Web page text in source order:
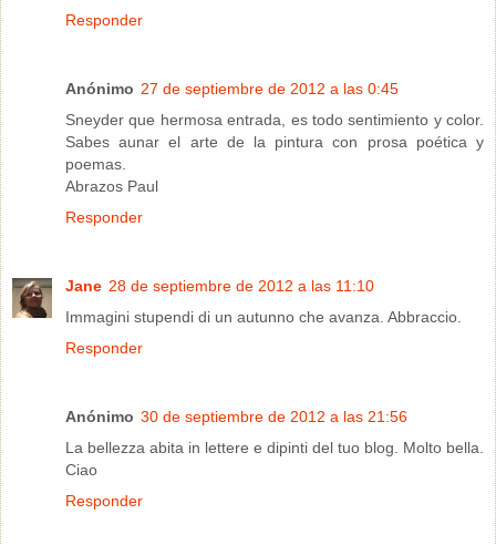
Responder
Anónimo 27 de septiembre de 2012 a las 0:45
Sneyder que hermosa entrada, es todo sentimiento y color.
Sabes aunar el arte de la pintura con prosa poética y
poemas.
Abrazos Paul
Responder
Jane 28 de septiembre de 2012 a las 11:10
Immagini stupendi di un autunno che avanza. Abbraccio.
Responder
Anónimo 30 de septiembre de 2012 a las 21:56
La bellezza abita in lettere e dipinti del tuo blog. Molto bella.
Ciao
Responder